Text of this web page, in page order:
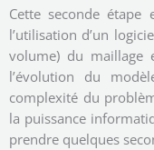
Cette seconde
l’utilisation d’un
volume) du maillage
l’évolution du
complexité du
la puissance
prendre quelques